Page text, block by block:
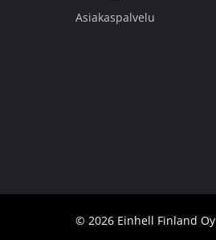
Asiakaspalvelu
© 2026 Einhell Finland Oy